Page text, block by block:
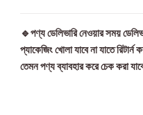
🔹পণ্য ডেলিভারি নেওয়ার সময়
প্যাকেজিং খোলা যাবে না যাতে
তেমন পণ্য ব্যাবহার করে চেক করা